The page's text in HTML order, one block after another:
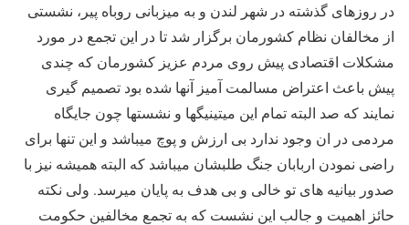
در روزهای گذشته در شهر لندن و به میزبانی روباه پیر، نشستی
از مخالفان نظام کشورمان برگزار شد تا در این تجمع در مورد
مشکلات اقتصادی پیش روی مردم عزیز کشورمان که چندی
پیش باعث اعتراض مسالمت آمیز آنها شده بود تصمیم گیری
نمایند که صد البته تمام این میتینیگها و نشستها چون جایگاه
مردمی در ان وجود ندارد بی ارزش و پوچ میباشد و این تنها برای
راضی نمودن اربابان جنگ طلبشان میباشد که البته همیشه نیز با
صدور بیانیه های تو خالی و بی هدف به پایان میرسد. ولی نکته
حائز اهمیت و جالب این نشست که به تجمع مخالفین حکومت